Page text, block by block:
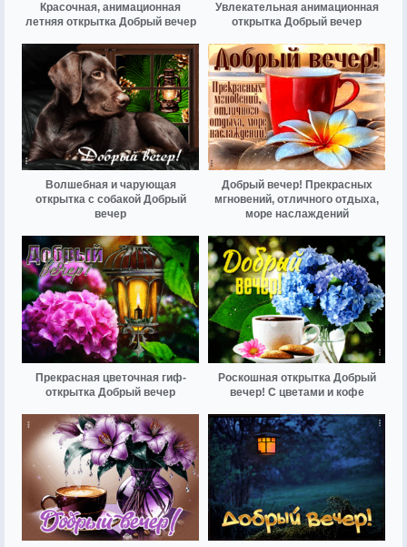
Красочная, анимационная
летняя открытка Добрый вечер
Увлекательная анимационная
открытка Добрый вечер
Волшебная и чарующая
открытка с собакой Добрый
вечер
Добрый вечер! Прекрасных
мгновений, отличного отдыха,
море наслаждений
Прекрасная цветочная гиф-
открытка Добрый вечер
Роскошная открытка Добрый
вечер! С цветами и кофе